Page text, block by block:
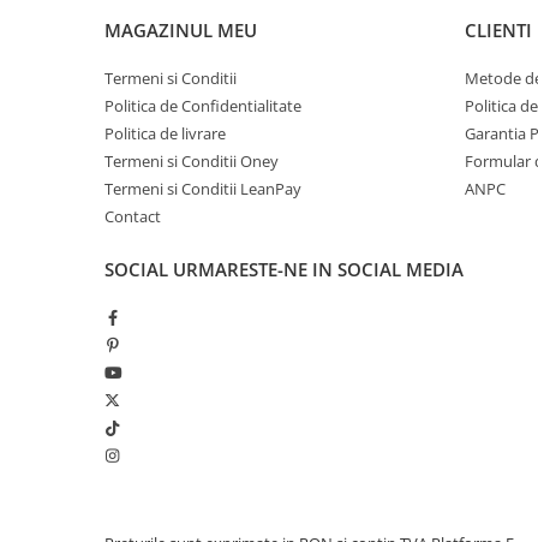
MAGAZINUL MEU
Termeni si Conditii
Politica de Confidentialitate
Politica de livrare
Termeni si Conditii Oney
Termeni si Conditii LeanPay
Contact
CLIENTI
Metode
Politica
Garantia
Formular
ANPC
SOCIAL URMARESTE-NE IN SOCIAL MEDIA